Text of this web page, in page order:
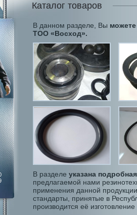
Каталог товаров
В данном разделе, Вы
ТОО «Восход».
В разделе указана
предлагаемой нами
применения данной
стандарты, принятые в
производится её